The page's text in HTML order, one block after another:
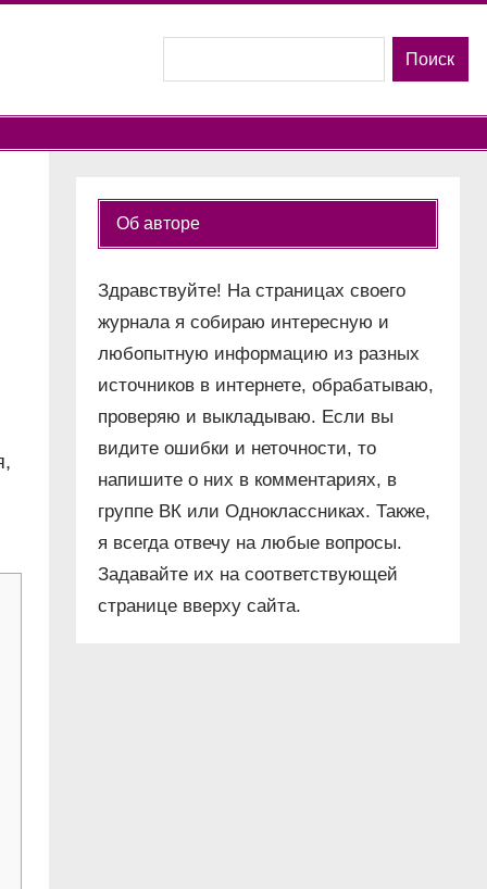
Поиск
Об авторе
Здравствуйте! На страницах своего
журнала я собираю интересную и
любопытную информацию из разных
источников в интернете, обрабатываю,
проверяю и выкладываю. Если вы
видите ошибки и неточности, то
напишите о них в комментариях, в
группе ВК или Одноклассниках. Также,
я всегда отвечу на любые вопросы.
Задавайте их на соответствующей
странице вверху сайта.